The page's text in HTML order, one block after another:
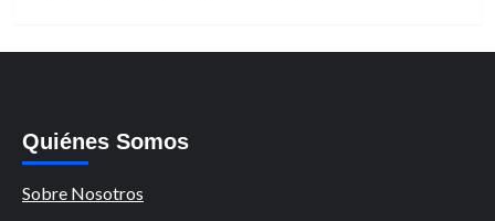
Quiénes Somos
Sobre Nosotros